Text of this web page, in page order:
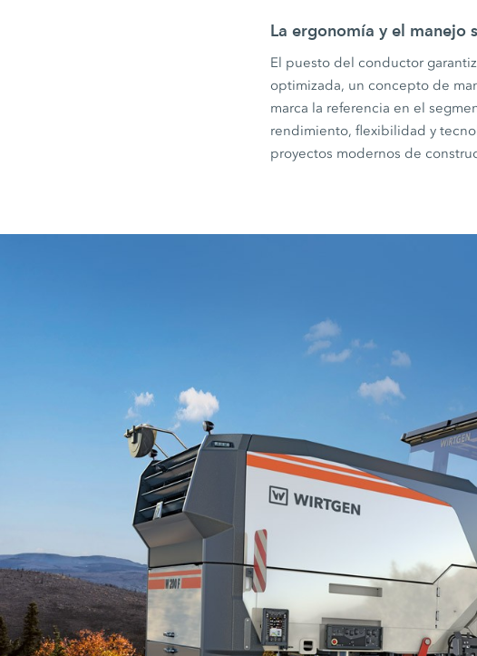
La ergonomía y el manejo
El puesto del conductor
optimizada, un concepto de
marca la referencia en el
rendimiento, flexibilidad y
proyectos modernos de